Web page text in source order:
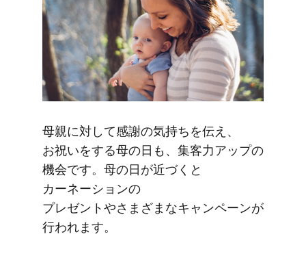
母親に​対して​感謝の​気持ちを​伝え、​
お祝いを​する​母の​日も、​集客力アップの​
機会です。​母の​日が​近づくと​
カーネーションの​
プレゼントやさまざまな​キャンペーンが​
行われます。